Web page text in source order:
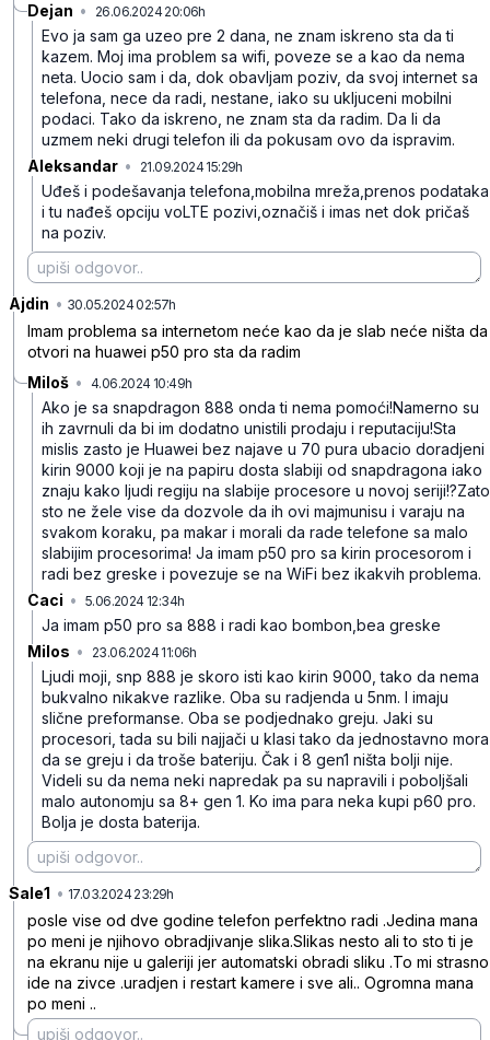
Dejan • 26.06.2024 20:06h
Evo ja sam ga uzeo pre 2 dana, ne znam iskreno sta da ti
kazem. Moj ima problem sa wifi, poveze se a kao da nema
neta. Uocio sam i da, dok obavljam poziv, da svoj internet sa
telefona, nece da radi, nestane, iako su ukljuceni mobilni
podaci. Tako da iskreno, ne znam sta da radim. Da li da
uzmem neki drugi telefon ili da pokusam ovo da ispravim.
Aleksandar • 21.09.2024 15:29h
Uđeš i podešavanja telefona,mobilna mreža,prenos podataka
i tu nađeš opciju voLTE pozivi,označiš i imas net dok pričaš
na poziv.
Ajdin • 30.05.2024 02:57h
Imam problema sa internetom neće kao da je slab neće ništa da
otvori na huawei p50 pro sta da radim
Miloš • 4.06.2024 10:49h
Ako je sa snapdragon 888 onda ti nema pomoći!Namerno su
ih zavrnuli da bi im dodatno unistili prodaju i reputaciju!Sta
mislis zasto je Huawei bez najave u 70 pura ubacio doradjeni
kirin 9000 koji je na papiru dosta slabiji od snapdragona iako
znaju kako ljudi regiju na slabije procesore u novoj seriji!?Zato
sto ne žele vise da dozvole da ih ovi majmunisu i varaju na
svakom koraku, pa makar i morali da rade telefone sa malo
slabijim procesorima! Ja imam p50 pro sa kirin procesorom i
radi bez greske i povezuje se na WiFi bez ikakvih problema.
Caci • 5.06.2024 12:34h
Ja imam p50 pro sa 888 i radi kao bombon,bea greske
Milos • 23.06.2024 11:06h
Ljudi moji, snp 888 je skoro isti kao kirin 9000, tako da nema
bukvalno nikakve razlike. Oba su radjenda u 5nm. I imaju
slične preformanse. Oba se podjednako greju. Jaki su
procesori, tada su bili najjači u klasi tako da jednostavno mora
da se greju i da troše bateriju. Čak i 8 gen1 ništa bolji nije.
Videli su da nema neki napredak pa su napravili i poboljšali
malo autonomju sa 8+ gen 1. Ko ima para neka kupi p60 pro.
Bolja je dosta baterija.
Sale1 • 17.03.2024 23:29h
posle vise od dve godine telefon perfektno radi .Jedina mana
po meni je njihovo obradjivanje slika.Slikas nesto ali to sto ti je
na ekranu nije u galeriji jer automatski obradi sliku .To mi strasno
ide na zivce .uradjen i restart kamere i sve ali.. Ogromna mana
po meni ..